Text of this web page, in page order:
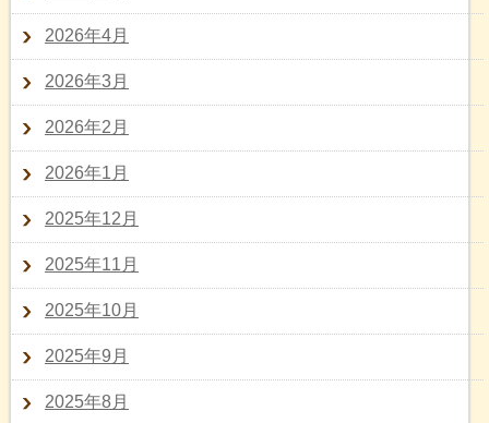
2026年4月
2026年3月
2026年2月
2026年1月
2025年12月
2025年11月
2025年10月
2025年9月
2025年8月